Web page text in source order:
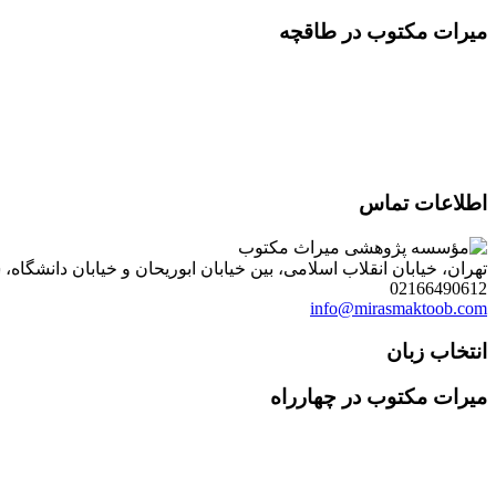
میرات مکتوب در طاقچه
اطلاعات تماس
تهران، خیابان انقلاب اسلامی، بین خیابان ابوریحان و خیابان دانشگاه، شمارۀ 1182 (ساختمان فروردین)، طبقۀ دوم، واحد 8 ، روابط عمومی مؤسسه پژوهی میراث مکتوب؛
02166490612
info@mirasmaktoob.com
انتخاب زبان
میرات مکتوب در چهارراه